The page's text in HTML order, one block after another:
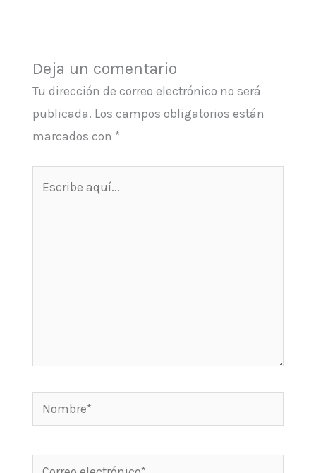
Deja un comentario
Tu dirección de correo electrónico no será
publicada. Los campos obligatorios están
marcados con *
Nombre*
Correo